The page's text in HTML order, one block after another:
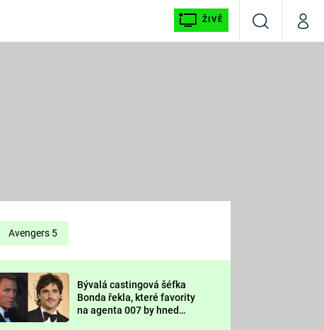
ŽIVĚ
VyhledáváníMůj
Prima LAJK
Sledujte nás
Avengers 5
Bývalá castingová šéfka
Bonda řekla, které favority
na agenta 007 by hned